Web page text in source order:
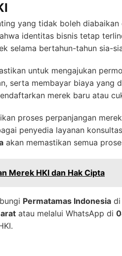
yang tidak boleh
identitas bisnis tetap
selama bertahun-tahun sia-
untuk mengajukan
serta membayar biaya yang
merek baru atau
proses perpanjangan
penyedia layanan
akan memastikan semua
Merek HKI dan Hak Cipta
Permatamas Indonesia di
atau melalui WhatsApp di